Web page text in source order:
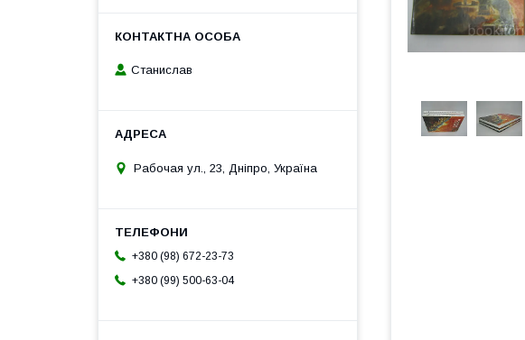
Станислав
Рабочая ул., 23, Дніпро, Україна
+380 (98) 672-23-73
+380 (99) 500-63-04